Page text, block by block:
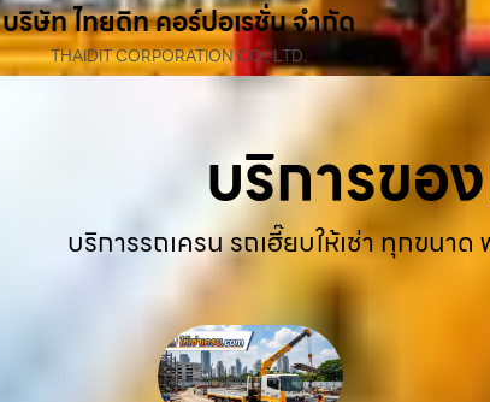
บริษัท ไทยดิท คอร์ปอเรชั่น จำกัด
THAIDIT CORPORATION CO., LTD.
บริการของ
บริการรถเครน รถเฮี๊ยบให้เช่า ทุกขนา